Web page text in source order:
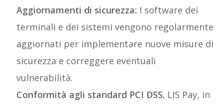
Aggiornamenti di sicurezza: I software dei
terminali e dei sistemi vengono regolarmente
aggiornati per implementare nuove misure di
sicurezza e correggere eventuali
vulnerabilità.
Conformità agli standard PCI DSS. LIS Pay, in